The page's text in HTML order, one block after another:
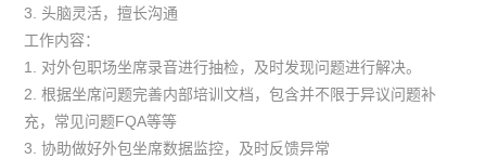
3. 头脑灵活，擅长沟通
工作内容：
1. 对外包职场坐席录音进行抽检，及时发现问题进行解决。
2. 根据坐席问题完善内部培训文档，包含并不限于异议问题补
充，常见问题FQA等等
3. 协助做好外包坐席数据监控，及时反馈异常